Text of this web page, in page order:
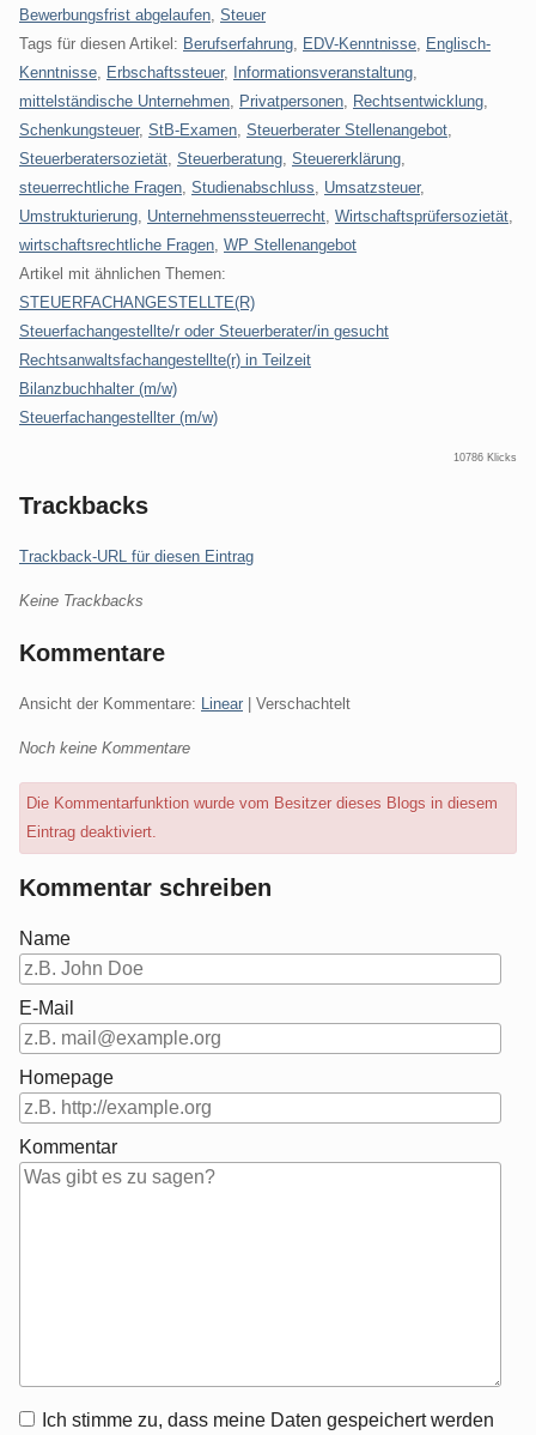
Kategorien:
Bewerbungsfrist abgelaufen Steuer
Tags für diesen Artikel: Berufserfahrung EDV-Kenntnisse
Englisch-
Kenntnisse
Erbschaftssteuer, Informationsveranstaltung
mittelständische Unternehmen
Privatpersonen Rechtsentwicklung
Schenkungsteuer, StB-Examen Steuerberater Stellenangebot
Steuerberatersozietät Steuerberatung Steuererklärung
steuerrechtliche Fragen Studienabschluss Umsatzsteuer,
Umstrukturierung Unternehmenssteuerrecht Wirtschaftsprüfersozietät
wirtschaftsrechtliche Fragen WP Stellenangebot
Artikel mit ähnlichen Themen:
STEUERFACHANGESTELLTE(R)
Steuerfachangestellte/r oder Steuerberater/in gesucht
Rechtsanwaltsfachangestellte(r) in Teilzeit
Bilanzbuchhalter (m/w)
Steuerfachangestellter (m/w)
10786 Klicks
Trackbacks
Trackback-URL für diesen Eintrag
Keine Trackbacks
Kommentare
Ansicht der Kommentare: Linear | Verschachtelt
Noch keine Kommentare
Die Kommentarfunktion wurde vom Besitzer dieses Blogs in diesem
Eintrag deaktiviert.
Kommentar schreiben
Name
E-Mail
Homepage
Kommentar
Antwort
Ich stimme zu, dass meine Daten gespeichert werden